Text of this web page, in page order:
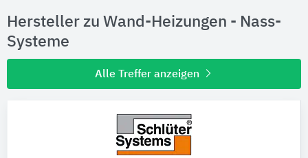
Hersteller zu Wand-Heizungen - Nass-
Systeme
Alle Treffer anzeigen